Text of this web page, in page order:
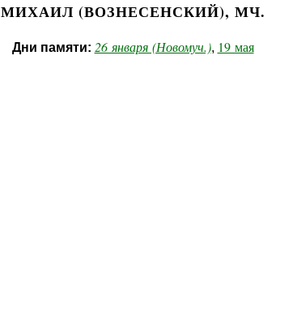
МИХАИЛ (ВОЗНЕСЕНСКИЙ), МЧ.
Дни памяти: 26 января (Новомуч.), 19 мая